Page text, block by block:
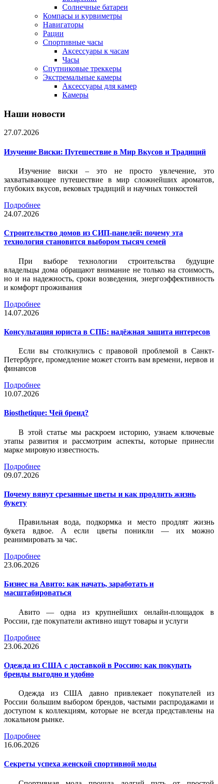
Солнечные батареи
Компасы и курвиметры
Навигаторы
Рации
Спортивные часы
Аксессуары к часам
Часы
Спутниковые треккеры
Экстремальные камеры
Аксессуары для камер
Камеры
Наши новости
27.07.2026
Изучение Виски: Путешествие в Мир Вкусов и Традиций
Изучение виски – это не просто увлечение, это
захватывающее путешествие в мир сложнейших ароматов,
глубоких вкусов, вековых традиций и научных тонкостей
Подробнее
24.07.2026
Строительство домов из СИП-панелей: почему эта
технология становится выбором тысяч семей
При выборе технологии строительства будущие
владельцы дома обращают внимание не только на стоимость,
но и на надежность, сроки возведения, энергоэффективность
и комфорт проживания
Подробнее
14.07.2026
Консультация юриста в СПБ: надёжная защита интересов
Если вы столкнулись с правовой проблемой в Санкт-
Петербурге, промедление может стоить вам времени, нервов и
финансов
Подробнее
10.07.2026
Biosthetique: Чей бренд?
В этой статье мы раскроем историю, узнаем ключевые
этапы развития и рассмотрим аспекты, которые принесли
марке мировую известность.
Подробнее
09.07.2026
Почему вянут срезанные цветы и как продлить жизнь
букету
Правильная вода, подкормка и место продлят жизнь
букета вдвое. А если цветы поникли — их можно
реанимировать за час.
Подробнее
23.06.2026
Бизнес на Авито: как начать, заработать и
масштабироваться
Авито — одна из крупнейших онлайн-площадок в
России, где покупатели активно ищут товары и услуги
Подробнее
23.06.2026
Одежда из США с доставкой в Россию: как покупать
бренды выгодно и удобно
Одежда из США давно привлекает покупателей из
России большим выбором брендов, частыми распродажами и
доступом к коллекциям, которые не всегда представлены на
локальном рынке.
Подробнее
16.06.2026
Секреты успеха женской спортивной моды